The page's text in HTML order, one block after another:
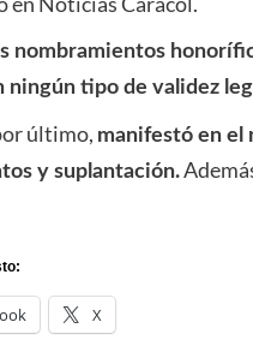
nombramientos
ningún tipo de validez
último, manifestó en el
y suplantación.
X